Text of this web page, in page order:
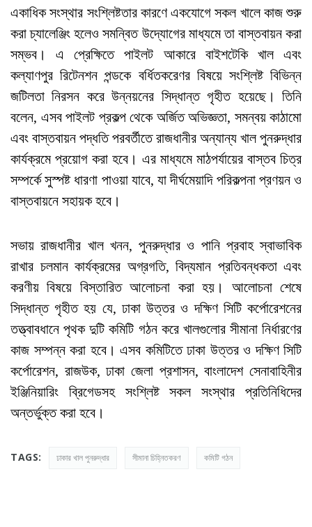
একাধিক সংস্থার সংশ্লিষ্টতার কারণে একযোগে সকল খালে কাজ শুরু
করা চ্যালেঞ্জিং হলেও সমন্বিত উদ্যোগের মাধ্যমে তা বাস্তবায়ন করা
সম্ভব। এ প্রেক্ষিতে পাইলট আকারে বাইশটেকি খাল এবং
কল্যাণপুর রিটেনশন পন্ডকে বর্ধিতকরেণর বিষয়ে সংশ্লিষ্ট বিভিন্ন
জটিলতা নিরসন করে উন্নয়নের সিদ্ধান্ত গৃহীত হয়েছে। তিনি
বলেন, এসব পাইলট প্রকল্প থেকে অর্জিত অভিজ্ঞতা, সমন্বয় কাঠামো
এবং বাস্তবায়ন পদ্ধতি পরবর্তীতে রাজধানীর অন্যান্য খাল পুনরুদ্ধার
কার্যক্রমে প্রয়োগ করা হবে। এর মাধ্যমে মাঠপর্যায়ের বাস্তব চিত্র
সম্পর্কে সুস্পষ্ট ধারণা পাওয়া যাবে, যা দীর্ঘমেয়াদি পরিকল্পনা প্রণয়ন ও
বাস্তবায়নে সহায়ক হবে।
সভায় রাজধানীর খাল খনন, পুনরুদ্ধার ও পানি প্রবাহ স্বাভাবিক
রাখার চলমান কার্যক্রমের অগ্রগতি, বিদ্যমান প্রতিবন্ধকতা এবং
করণীয় বিষয়ে বিস্তারিত আলোচনা করা হয়। আলোচনা শেষে
সিদ্ধান্ত গৃহীত হয় যে, ঢাকা উত্তর ও দক্ষিণ সিটি কর্পোরেশনের
তত্ত্বাবধানে পৃথক দুটি কমিটি গঠন করে খালগুলোর সীমানা নির্ধারণের
কাজ সম্পন্ন করা হবে। এসব কমিটিতে ঢাকা উত্তর ও দক্ষিণ সিটি
কর্পোরেশন, রাজউক, ঢাকা জেলা প্রশাসন, বাংলাদেশ সেনাবাহিনীর
ইঞ্জিনিয়ারিং ব্রিগেডসহ সংশ্লিষ্ট সকল সংস্থার প্রতিনিধিদের
অন্তর্ভুক্ত করা হবে।
TAGS: ঢাকার খাল পুনরুদ্ধার সীমানা চিহ্নিতকরণ কমিটি গঠন